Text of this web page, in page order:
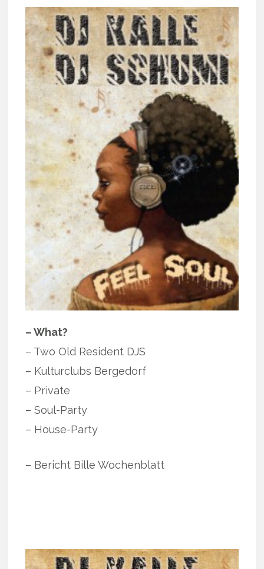
– What?
– Two Old Resident DJS
– Kulturclubs Bergedorf
– Private
– Soul-Party
– House-Party
– Bericht Bille Wochenblatt